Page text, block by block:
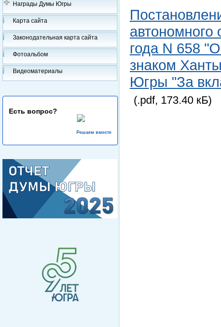
Награды Думы Югры
Карта сайта
Законодательная карта сайта
Фотоальбом
Видеоматериалы
Есть вопрос?
Решаем вместе
автономного
года N 658
знаком
Югры "За
(.pdf, 173.40 кБ)